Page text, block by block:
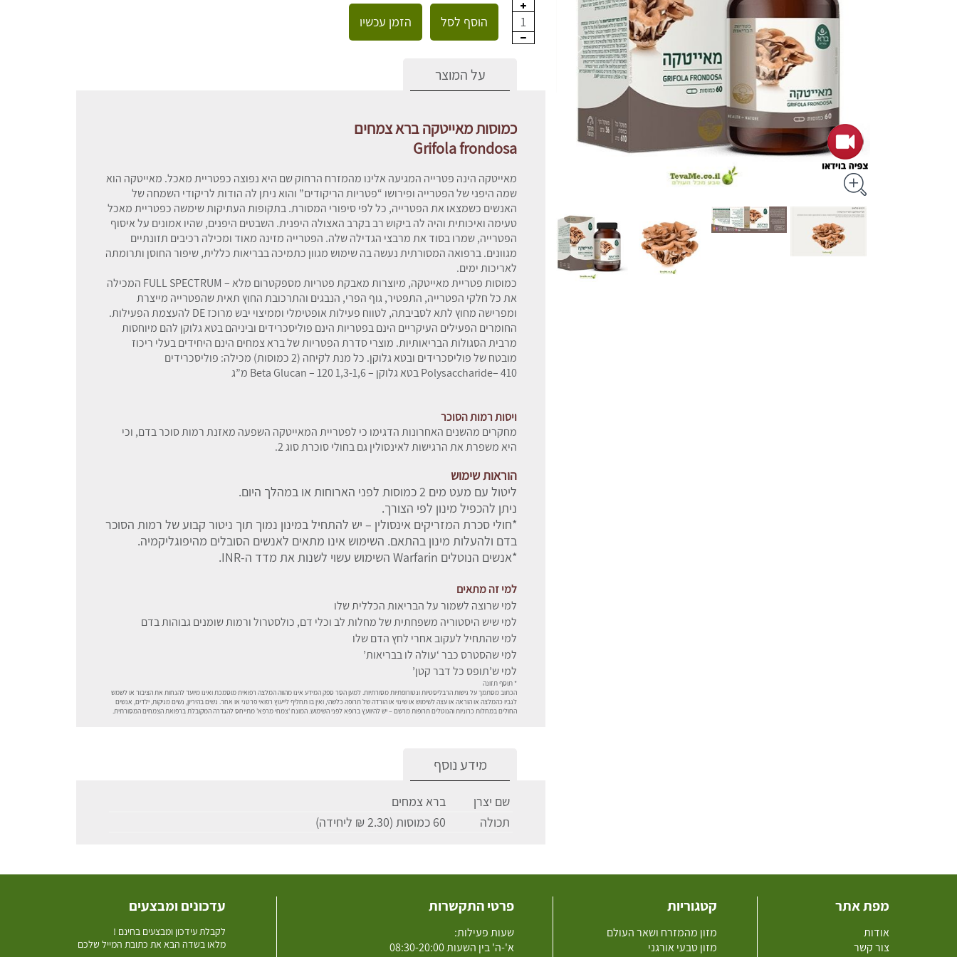
1 הוסף לסל הזמן עכשיו
על המוצר
כמוסות מאייטקה ברא צמחים
Grifola frondosa
מאייטקה הינה פטרייה המגיעה אלינו מהמזרח הרחוק שם היא נפוצה כפטריית מאכל. מאייטקה הוא
שמה היפני של הפטרייה ופירושו “פטריות הריקודים” והוא ניתן לה הודות לריקודי השמחה של
האנשים כשמצאו את הפטרייה, כל לפי סיפורי המסורת. בתקופות העתיקות שימשה כפטריית מאכל
טעימה ואיכותית והיה לה ביקוש רב בקרב האצולה היפנית. השבטים היפנים, שהיו אמונים על איסוף
הפטרייה, שמרו בסוד את מרבצי הגדילה שלה. הפטרייה מזינה מאוד ומכילה רכיבים תזונתיים
מגוונים. ברפואה המסורתית נעשה בה שימוש מגוון כתמיכה בבריאות כללית, שיפור החוסן ותרומתה
לאריכות ימים.
כמוסות פטריית מאייטקה, מיוצרות מאבקת פטריות מספקטרום מלא – FULL SPECTRUM המכילה
את כל חלקי הפטרייה, התפטיר, גוף הפרי, הנבגים והתרכובת החוץ תאית שהפטרייה מייצרת
ומפרישה מחוץ לתא לסביבתה, לטווח פעילות אופטימלי וממיצוי יבש מרוכז DE להעצמת הפעילות.
החומרים הפעילים העיקריים הינם בפטריות הינם פוליסכרידים וביניהם בטא גלוקן להם מיוחסות
מרבית הסגולות הבריאותיות. מוצרי סדרת הפטריות של ברא צמחים הינם היחידים בעלי ריכוז
מובטח של פוליסכרידים ובטא גלוקן. כל מנת לקיחה (2 כמוסות) מכילה: פוליסכרידים
Polysaccharide– 410 בטא גלוקן – 1,3-1,6 Beta Glucan – 120 מ”ג
ויסות רמות הסוכר
מחקרים מהשנים האחרונות הדגימו כי לפטריית המאייטקה השפעה מאזנת רמות סוכר בדם, וכי
היא משפרת את הרגישות לאינסולין גם בחולי סוכרת סוג 2.
הוראות שימוש
ליטול עם מעט מים 2 כמוסות לפני הארוחות או במהלך היום.
ניתן להכפיל מינון לפי הצורך.
*חולי סכרת המזריקים אינסולין – יש להתחיל במינון נמוך תוך ניטור קבוע של רמות הסוכר
בדם ולהעלות מינון בהתאם. השימוש אינו מתאים לאנשים הסובלים מהיפוגליקמיה.
*אנשים הנוטלים Warfarin השימוש עשוי לשנות את מדד ה-INR.
למי זה מתאים
למי שרוצה לשמור על הבריאות הכללית שלו
למי שיש היסטוריה משפחתית של מחלות לב וכלי דם, כולסטרול ורמות שומנים גבוהות בדם
למי שהתחיל לעקוב אחרי לחץ הדם שלו
למי שהסטרס כבר ‘עולה לו בבריאות’
למי ש’תופס כל דבר קטן’
* תוסף תזונה
הכתוב מסתמך על גישות הרבליסטיות ונטורופתיות מסורתיות. למען הסר ספק המידע אינו מהווה המלצה רפואית מוסמכת ואינו מיועד להנחות את הציבור או לשמש
לגביו כהמלצה או הוראה או עצה לשימוש או שינוי או הורדה של תרופה כלשהי, ואין בו תחליף לייעוץ רפואי פרטני או אחר. נשים בהיריון, נשים מניקות, ילדים, אנשים
החולים במחלות כרוניות והנוטלים תרופות מרשם – יש להיוועץ ברופא לפני השימוש. המונח 'צמחי מרפא' מתייחס להגדרה המקובלת ברפואת הצמחים המסורתית.
מידע נוסף
שם יצרן
ברא צמחים
תכולה
60 כמוסות (2.30 ₪ ליחידה)
מפת אתר
אודות
צור קשר
קטגוריות
מזון מהמזרח ושאר העולם
מזון טבעי אורגני
פרטי התקשרות
שעות פעילות:
א'-ה' בין השעות 08:30-20:00
עדכונים ומבצעים
לקבלת עידכון ומבצעים בחינם !
מלאו בשדה הבא את כתובת המייל שלכם